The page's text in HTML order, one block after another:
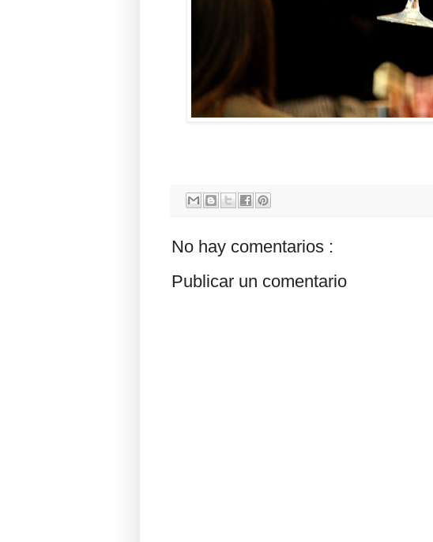
No hay comentarios :
Publicar un comentario